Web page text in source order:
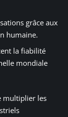
grâce aux
humaine.
la fiabilité
mondiale
multiplier les